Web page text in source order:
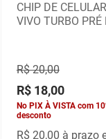
CHIP DE
VIVO TURBO PRÉ
R$ 20,00
R$ 18,00
No PIX À VISTA com
desconto
R$ 20,00 à prazo